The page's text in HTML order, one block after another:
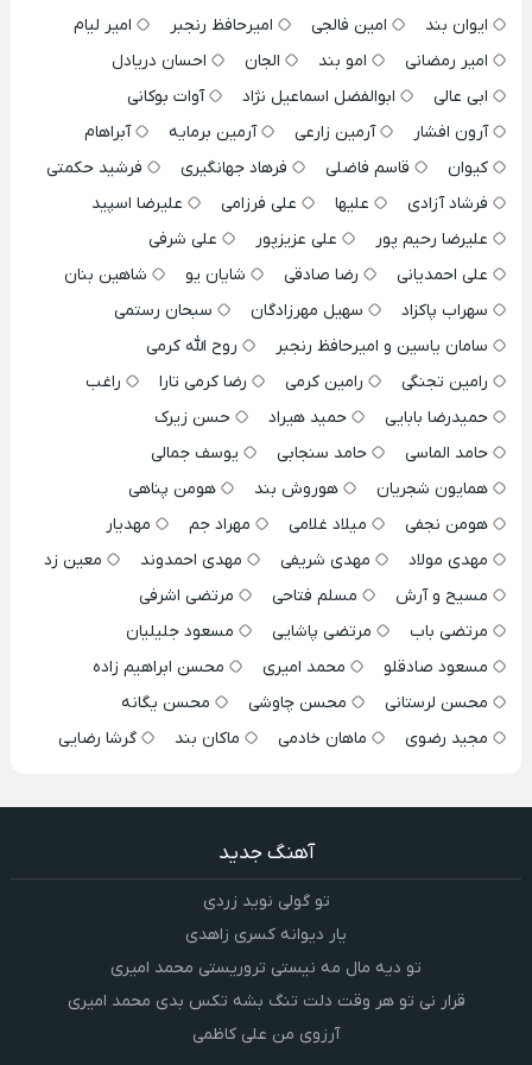
ایوان بند
امین فالجی امیرحافظ رنجبر
امیر لیام
امیر رمضانی
امو بند الجان
احسان دریادل
ابی عالی
ابوالفضل اسماعیل نژاد
آوات بوکانی
آرون افشار
آرمین زارعی آرمین برمایه
آبراهام
کیوان
قاسم فاضلی فرهاد جهانگیری
فرشید حکمتی
فرشاد آزادی
علیها علی فرزامی
علیرضا اسپید
علیرضا رحیم پور
علی عزیزپور
علی شرفی
علی احمدیانی
رضا صادقی شایان یو
شاهین بنان
سهراب پاکزاد
سهیل مهرزادگان
سبحان رستمی
سامان یاسین و امیرحافظ رنجبر
روح الله کرمی
رامین تجنگی
رامین کرمی رضا کرمی تارا
راغب
حمیدرضا بابایی
حمید هیراد
حسن زیرک
حامد الماسی
حامد سنجابی
یوسف جمالی
همایون شجریان
هوروش بند
هومن پناهی
هومن نجفی
میلاد غلامی مهراد جم
مهدیار
مهدی مولاد
مهدی شریفی مهدی احمدوند
معین زد
مسیح و آرش
مسلم فتاحی
مرتضی اشرفی
مرتضی باب
مرتضی پاشایی
مسعود جلیلیان
مسعود صادقلو
محمد امیری
محسن ابراهیم زاده
محسن لرستانی
محسن چاوشی
محسن یگانه
مجید رضوی
ماهان خادمی ماکان بند گرشا رضایی
آهنگ جدید
تو گولی نوید زردی
یار دیوانه کسری زاهدی
تو دیه مال مه نیستی تروریستی محمد امیری
قرار نی تو هر وقت دلت تنگ بشه تکس بدی محمد امیری
آرزوی من علی کاظمی